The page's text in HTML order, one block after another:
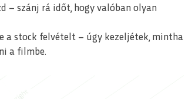
– szánj rá időt, hogy valóban olyan
a stock felvételt – úgy kezeljétek, mintha
a filmbe.